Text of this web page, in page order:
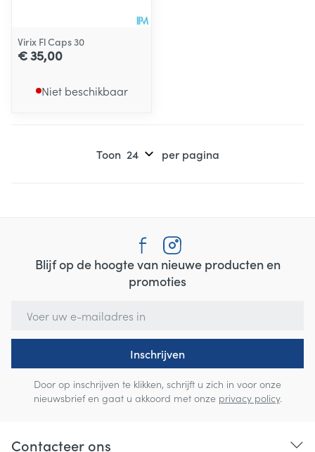
Virix Fl Caps 30
€ 35,00
Niet beschikbaar
Toon per pagina
Blijf op de hoogte van nieuwe producten en
promoties
Inschrijven
Door op inschrijven te klikken, schrijft u zich in voor onze
nieuwsbrief en gaat u akkoord met onze privacy policy.
Contacteer ons